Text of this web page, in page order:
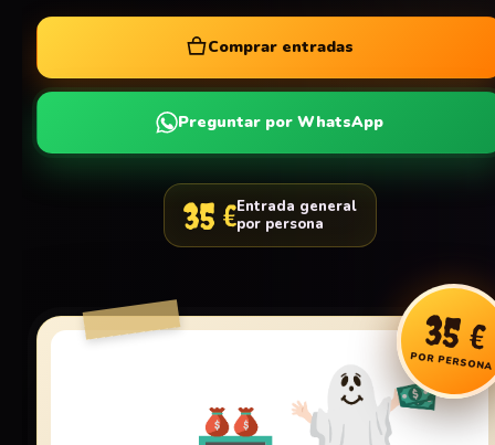
Comprar entradas
Preguntar por WhatsApp
35 €Entrada general
por persona
35 €
POR PERSONA